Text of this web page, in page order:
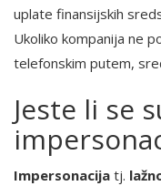
uplate finansijskih
Ukoliko kompanija ne
telefonskim putem,
Jeste li se
Impersonacija tj.